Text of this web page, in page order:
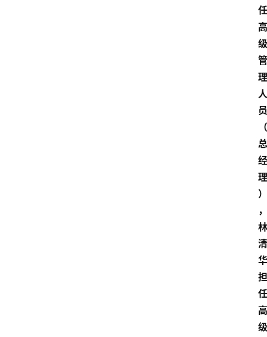
任
高
级
管
理
人
员
（
总
经
理
）
，
林
清
华
担
任
高
级